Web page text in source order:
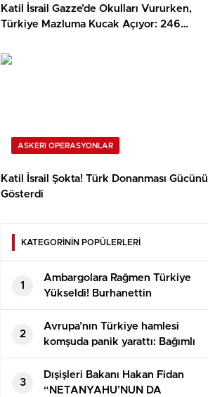
Katil İsrail Gazze’de Okulları Vururken,
Türkiye Mazluma Kucak Açıyor: 246
ASKERI OPERASYONLAR
Katil İsrail Şokta! Türk Donanması Gücünü
Gösterdi
KATEGORİNİN POPÜLERLERİ
1
Ambargolara Rağmen Türkiye
Yükseldi! Burhanettin
Duran’dan Dikkat Çeken
Açıklama
2
Avrupa’nın Türkiye hamlesi
komşuda panik yarattı: Bağımlı
olabilir
3
Dışişleri Bakanı Hakan Fidan
“NETANYAHU’NUN DA